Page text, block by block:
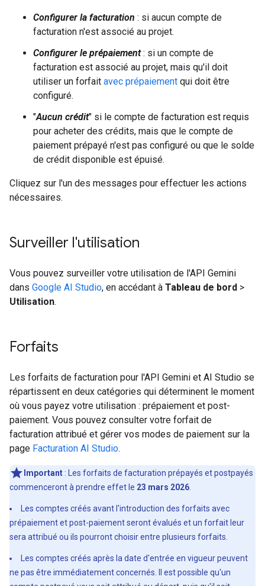
Configurer la facturation : si aucun compte de
facturation n'est associé au projet.
Configurer le prépaiement: si un compte de
facturation est associé au projet, mais qu'il doit
utiliser un forfait avec prépaiement qui doit être
configuré.
"Aucun crédit" si le compte de facturation est requis
pour acheter des crédits, mais que le compte de
paiement prépayé n'est pas configuré ou que le solde
de crédit disponible est épuisé.
Cliquez sur l'un des messages pour effectuer les actions
nécessaires.
Surveiller l'utilisation
Vous pouvez surveiller votre utilisation de l'API Gemini
dans Google AI Studio, en accédant à Tableau de bord >
Utilisation.
Forfaits
Les forfaits de facturation pour l'API Gemini et AI Studio se
répartissent en deux catégories qui déterminent le moment
où vous payez votre utilisation : prépaiement et post-
paiement. Vous pouvez consulter votre forfait de
facturation attribué et gérer vos modes de paiement sur la
page Facturation AI Studio.
Important : Les forfaits de facturation prépayés et postpayés
commenceront à prendre effet le 23 mars 2026
Les comptes créés avant l'introduction des forfaits avec
prépaiement et post-paiement seront évalués et un forfait leur
sera attribué ou ils pourront choisir entre plusieurs forfaits.
Les comptes créés après la date d'entrée en vigueur peuvent
ne pas être immédiatement concernés. Il est possible qu'un